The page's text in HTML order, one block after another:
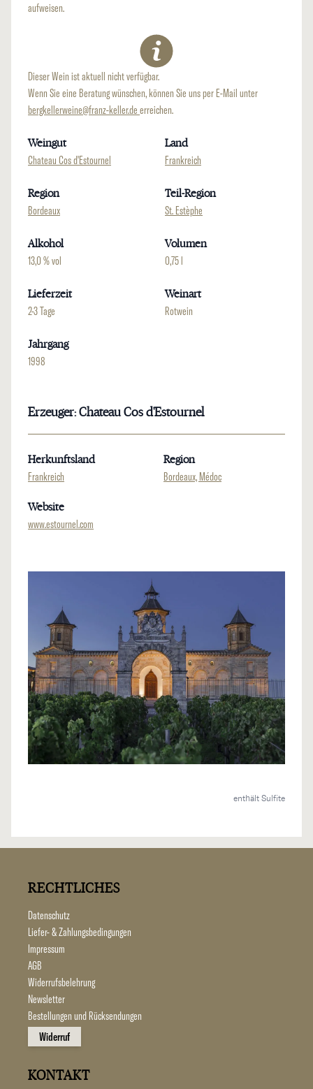
aufweisen.
Dieser Wein ist aktuell nicht verfügbar.
Wenn Sie eine Beratung wünschen, können Sie uns per E-Mail unter
bergkellerweine@franz-keller.de erreichen.
Weingut
Chateau Cos d'Estournel
Land
Frankreich
Region
Bordeaux
Teil-Region
St. Estèphe
Alkohol
13,0 % vol
Volumen
0,75 l
Lieferzeit
2-3 Tage
Weinart
Rotwein
Jahrgang
1998
Erzeuger: Chateau Cos d'Estournel
Herkunftsland
Frankreich
Region
Bordeaux, Médoc
Website
www.estournel.com
enthält Sulfite
RECHTLICHES
Datenschutz
Liefer- & Zahlungsbedingungen
Impressum
AGB
Widerrufsbelehrung
Newsletter
Bestellungen und Rücksendungen
Widerruf
KONTAKT